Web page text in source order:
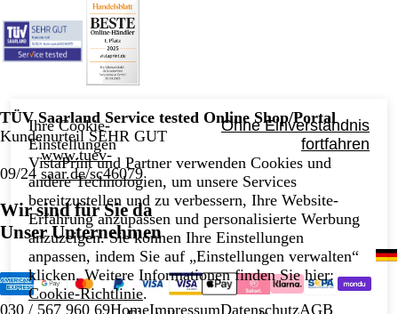
TÜV Saarland Service tested Online Shop/Portal
Kundenurteil SEHR GUT
09/24
www.tuev-
saar.de/sc46079
Wir sind für Sie da
Unser Unternehmen
030 / 567 960 69HomeImpressumDatenschutzAGB
Ihre Cookie-
Einstellungen
Ohne Einverständnis
fortfahren
VistaPrint und Partner verwenden Cookies und
andere Technologien, um unsere Services
bereitzustellen und zu verbessern, Ihre Website-
Erfahrung anzupassen und personalisierte Werbung
anzuzeigen. Sie können Ihre Einstellungen
anpassen, indem Sie auf „Einstellungen verwalten“
klicken. Weitere Informationen finden Sie hier:
Cookie-Richtlinie.